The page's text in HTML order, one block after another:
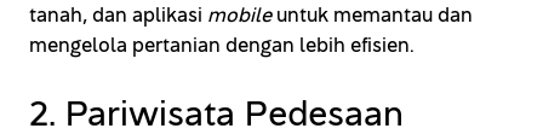
tanah, dan aplikasi mobileuntuk memantau dan
mengelola pertanian dengan lebih efisien.
2. Pariwisata Pedesaan